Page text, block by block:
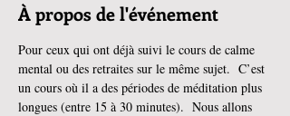
À propos de l'événement
Pour ceux qui ont déjà suivi le cours de calme
mental ou des retraites sur le même sujet.  C’est
un cours où il a des périodes de méditation plus
longues (entre 15 à 30 minutes).  Nous allons